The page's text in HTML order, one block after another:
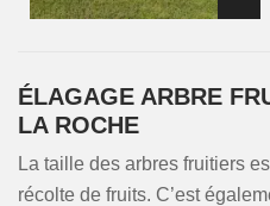
ÉLAGAGE ARBRE
LA ROCHE
La taille des arbres fruitiers
récolte de fruits. C’est